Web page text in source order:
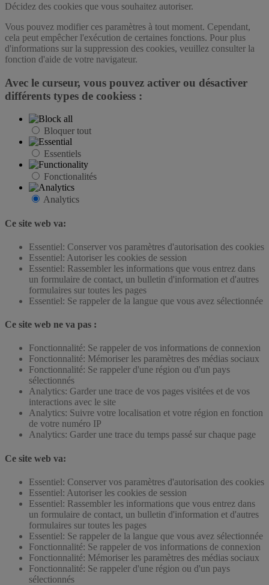
Décidez des cookies que vous souhaitez autoriser.
Vous pouvez modifier ces paramètres à tout moment. Cependant,
cela peut empêcher l'exécution de certaines fonctions. Pour plus
d'informations sur la suppression des cookies, veuillez consulter la
fonction d'aide de votre navigateur.
Avec le curseur, vous pouvez activer ou désactiver
différents types de cookiess :
Bloquer tout
Essentiels
Fonctionalités
Analytics
Ce site web va:
Essentiel: Conserver vos paramètres d'autorisation des cookies
Essentiel: Autoriser les cookies de session
Essentiel: Rassembler les informations que vous entrez dans
un formulaire de contact, un bulletin d'information et d'autres
formulaires sur toutes les pages
Essentiel: Se rappeler de la langue que vous avez sélectionnée
Ce site web ne va pas :
Fonctionnalité: Se rappeler de vos informations de connexion
Fonctionnalité: Mémoriser les paramètres des médias sociaux
Fonctionnalité: Se rappeler d'une région ou d'un pays
sélectionnés
Analytics: Garder une trace de vos pages visitées et de vos
interactions avec le site
Analytics: Suivre votre localisation et votre région en fonction
de votre numéro IP
Analytics: Garder une trace du temps passé sur chaque page
Ce site web va:
Essentiel: Conserver vos paramètres d'autorisation des cookies
Essentiel: Autoriser les cookies de session
Essentiel: Rassembler les informations que vous entrez dans
un formulaire de contact, un bulletin d'information et d'autres
formulaires sur toutes les pages
Essentiel: Se rappeler de la langue que vous avez sélectionnée
Fonctionnalité: Se rappeler de vos informations de connexion
Fonctionnalité: Mémoriser les paramètres des médias sociaux
Fonctionnalité: Se rappeler d'une région ou d'un pays
sélectionnés